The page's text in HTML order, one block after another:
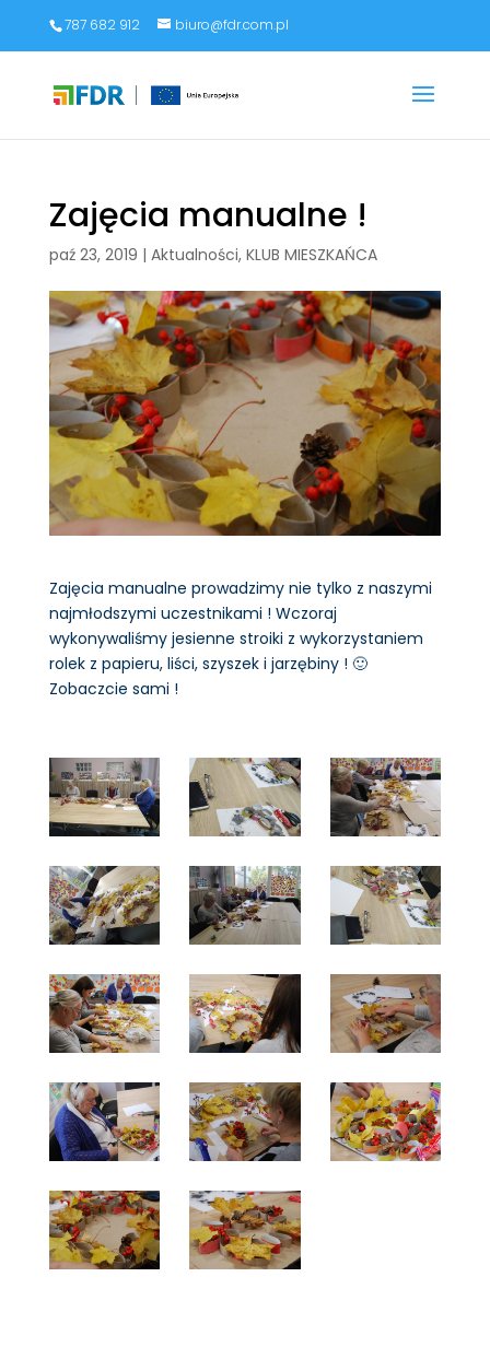
787 682 912 biuro@fdr.com.pl
Zajęcia manualne !
paź 23, 2019 | Aktualności, KLUB MIESZKAŃCA
Zajęcia manualne prowadzimy nie tylko z naszymi
najmłodszymi uczestnikami ! Wczoraj
wykonywaliśmy jesienne stroiki z wykorzystaniem
rolek z papieru, liści, szyszek i jarzębiny ! 🙂
Zobaczcie sami !